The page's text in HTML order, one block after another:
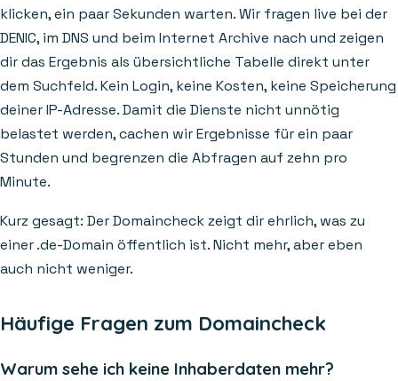
klicken, ein paar Sekunden warten. Wir fragen live bei der
DENIC, im DNS und beim Internet Archive nach und zeigen
dir das Ergebnis als übersichtliche Tabelle direkt unter
dem Suchfeld. Kein Login, keine Kosten, keine Speicherung
deiner IP-Adresse. Damit die Dienste nicht unnötig
belastet werden, cachen wir Ergebnisse für ein paar
Stunden und begrenzen die Abfragen auf zehn pro
Minute.
Kurz gesagt: Der Domaincheck zeigt dir ehrlich, was zu
einer .de-Domain öffentlich ist. Nicht mehr, aber eben
auch nicht weniger.
Häufige Fragen zum Domaincheck
Warum sehe ich keine Inhaberdaten mehr?